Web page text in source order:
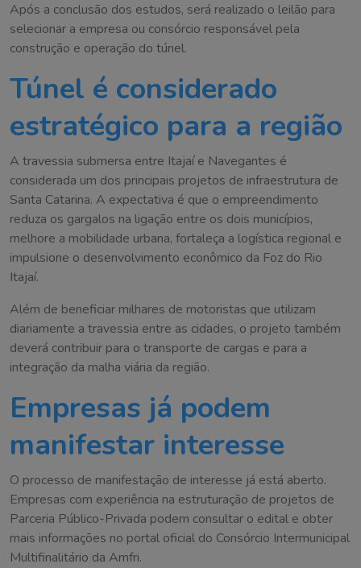
Após a conclusão dos estudos, será realizado o leilão para
selecionar a empresa ou consórcio responsável pela
construção e operação do túnel.
Túnel é considerado
estratégico para a região
A travessia submersa entre Itajaí e Navegantes é
considerada um dos principais projetos de infraestrutura de
Santa Catarina. A expectativa é que o empreendimento
reduza os gargalos na ligação entre os dois municípios,
melhore a mobilidade urbana, fortaleça a logística regional e
impulsione o desenvolvimento econômico da Foz do Rio
Itajaí.
Além de beneficiar milhares de motoristas que utilizam
diariamente a travessia entre as cidades, o projeto também
deverá contribuir para o transporte de cargas e para a
integração da malha viária da região.
Empresas já podem
manifestar interesse
O processo de manifestação de interesse já está aberto.
Empresas com experiência na estruturação de projetos de
Parceria Público-Privada podem consultar o edital e obter
mais informações no portal oficial do Consórcio Intermunicipal
Multifinalitário da Amfri.